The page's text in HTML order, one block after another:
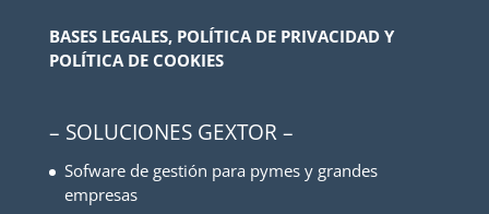
BASES LEGALES, POLÍTICA DE PRIVACIDAD Y
POLÍTICA DE COOKIES
– SOLUCIONES GEXTOR –
Sofware de gestión para pymes y grandes
empresas